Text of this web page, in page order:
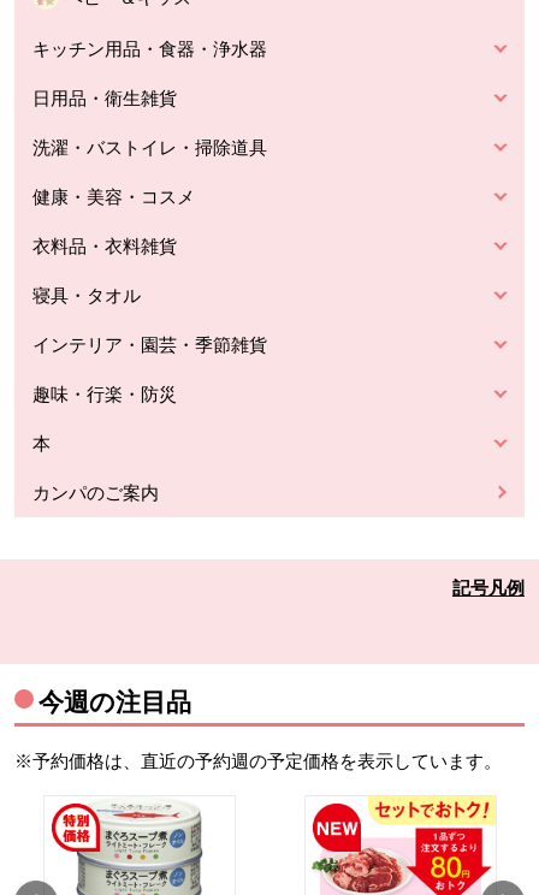
キッチン用品・食器・浄水器
日用品・衛生雑貨
洗濯・バストイレ・掃除道具
健康・美容・コスメ
衣料品・衣料雑貨
寝具・タオル
インテリア・園芸・季節雑貨
趣味・行楽・防災
本
カンパのご案内
記号凡例
今週の注目品
※予約価格は、直近の予約週の予定価格を表示しています。